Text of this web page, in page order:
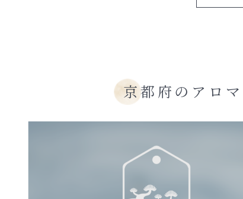
京都府のアロ